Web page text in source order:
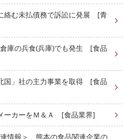
絡む未払債務で訴訟に発展 [青
庫の兵食(兵庫)でも発生 [食品
国」社の主力事業を取得 [食品
ーカーをＭ＆Ａ [食品業界]
情報＞ 熊本の食品関連企業の